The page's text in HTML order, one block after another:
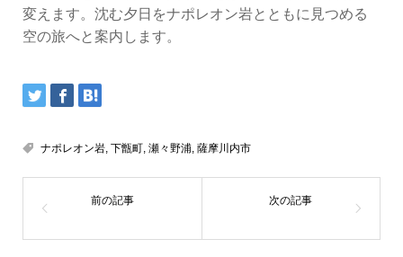
変えます。沈む夕日をナポレオン岩とともに見つめる
空の旅へと案内します。
ナポレオン岩, 下甑町, 瀬々野浦, 薩摩川内市